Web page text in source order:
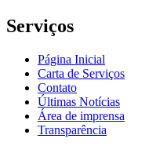
Serviços
Página Inicial
Carta de Serviços
Contato
Últimas Notícias
Área de imprensa
Transparência